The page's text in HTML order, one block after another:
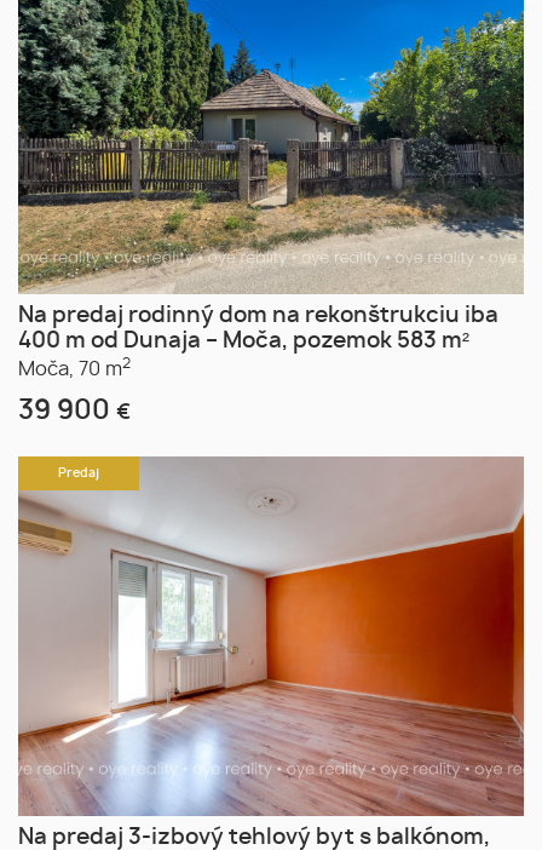
Na predaj rodinný dom na rekonštrukciu iba
400 m od Dunaja – Moča, pozemok 583 m²
Moča, 70 m2
39 900 €
Predaj
Na predaj 3-izbový tehlový byt s balkónom,